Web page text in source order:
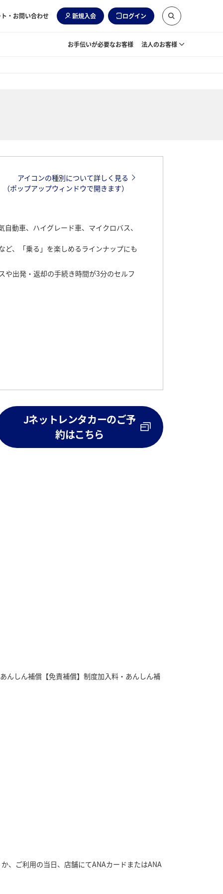
・お問い合わせ 新規入会 ログイン
お手伝いが必要なお客様 法人のお客様
アイコンの種別について詳しく見る
（ポップアップウィンドウで開きます）
動車、ハイグレード車、マイクロバス、
ど、「乗る」を楽しめるラインナップにも
や出発・返却の手続き時間が3分のセルフ
Jネットレンタカーのご予
約はこちら
んしん補償【免責補償】制度加入料・あんしん補
、ご利用の当日、店舗にてANAカードまたはANA